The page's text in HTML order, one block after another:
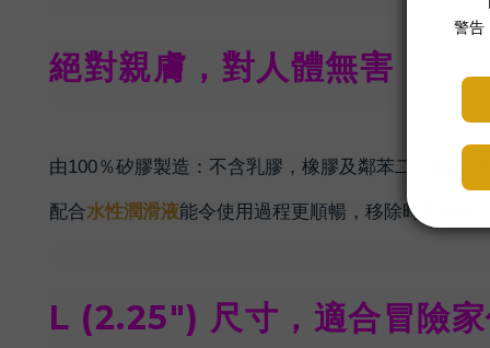
絕對親膚，對人體無害
由100％矽膠製造：不含乳膠，橡膠及鄰苯二甲酸鹽
配合水性潤滑液能令使用過程更順暢，移除時更輕鬆
L (2.25") 尺寸，適合冒險